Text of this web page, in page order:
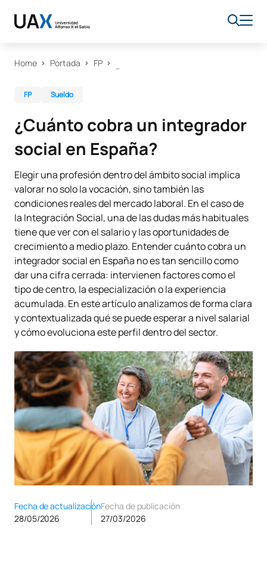
Home Portada FP
FP Sueldo
¿Cuánto cobra un integrador
social en España?
Elegir una profesión dentro del ámbito social implica
valorar no solo la vocación, sino también las
condiciones reales del mercado laboral. En el caso de
la Integración Social, una de las dudas más habituales
tiene que ver con el salario y las oportunidades de
crecimiento a medio plazo. Entender cuánto cobra un
integrador social en España no es tan sencillo como
dar una cifra cerrada: intervienen factores como el
tipo de centro, la especialización o la experiencia
acumulada. En este artículo analizamos de forma clara
y contextualizada qué se puede esperar a nivel salarial
y cómo evoluciona este perfil dentro del sector.
Fecha de actualización
28/05/2026
Fecha de publicación
27/03/2026